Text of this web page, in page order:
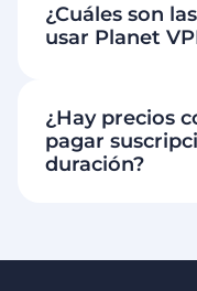
¿Cuáles son
usar Planet
¿Hay precios
pagar
duración?